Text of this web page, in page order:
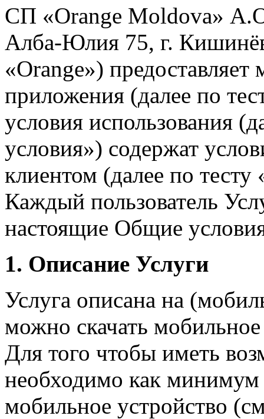
СП «Orange Moldova»
Алба-Юлия 75, г.
«Orange»)
приложения (далее по
условия использования
условия») содержат
клиентом (далее по
Каждый пользователь
настоящие Общие
1. Описание Услуги
Услуга описана на
можно скачать
Для того чтобы иметь
необходимо как минимум
мобильное устройство